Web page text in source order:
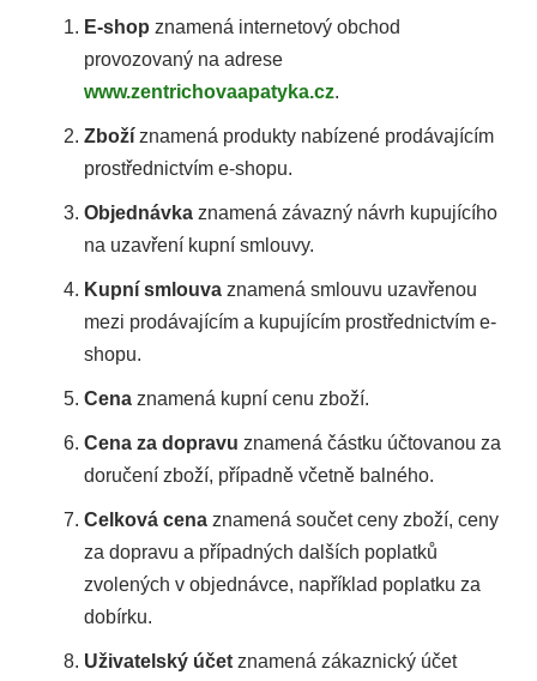
E-shop znamená internetový obchod
provozovaný na adrese
www.zentrichovaapatyka.cz.
Zboží znamená produkty nabízené prodávajícím
prostřednictvím e-shopu.
Objednávka znamená závazný návrh kupujícího
na uzavření kupní smlouvy.
Kupní smlouva znamená smlouvu uzavřenou
mezi prodávajícím a kupujícím prostřednictvím e-
shopu.
Cena znamená kupní cenu zboží.
Cena za dopravu znamená částku účtovanou za
doručení zboží, případně včetně balného.
Celková cena znamená součet ceny zboží, ceny
za dopravu a případných dalších poplatků
zvolených v objednávce, například poplatku za
dobírku.
Uživatelský účet znamená zákaznický účet